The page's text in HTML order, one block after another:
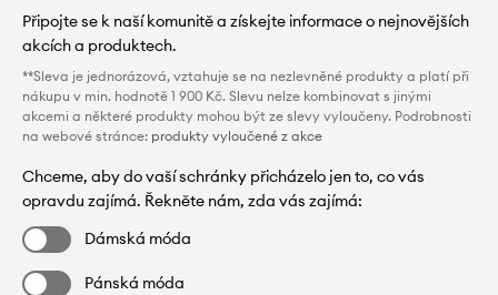
Připojte se k naší komunitě a získejte informace o nejnovějších
akcích a produktech.
**Sleva je jednorázová, vztahuje se na nezlevněné produkty a platí při
nákupu v min. hodnotě 1 900 Kč. Slevu nelze kombinovat s jinými
akcemi a některé produkty mohou být ze slevy vyloučeny. Podrobnosti
na webové stránce: produkty vyloučené z akce
Chceme, aby do vaší schránky přicházelo jen to, co vás
opravdu zajímá. Řekněte nám, zda vás zajímá:
Dámská móda
Pánská móda